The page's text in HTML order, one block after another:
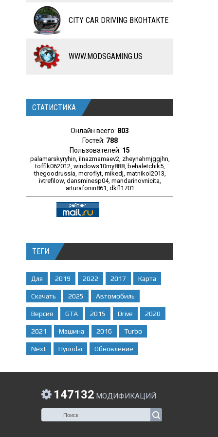
ЧИТЫ
ПРОГРАММЫ
РАЗНОЕ
CITY CAR DRIVING ВКОНТАКТЕ
WWW.MODSGAMING.US
СТАТИСТИКА
Онлайн всего: 803
Гостей: 788
Пользователей: 15
palamarskyryhin, ilnazmamaev2, zheynahmjggjhn,
toffik062012, windows10my888, behaletchik5,
thegoodrussia, mcroflyt, mikedj, matnikol2013,
ivtrefilow, dansminesp04, mandarinovnicita,
arturafonin861, dkfl1701
ТЕГИ
Для 2019 2022 2017 Карта
Скачать 2025 Автомобиль
Версия GTA 2015 Drive 2020
2021 Машина 2016 Turbo
Next Hyundai Обновление
147132 МОДИФИКАЦИЙ